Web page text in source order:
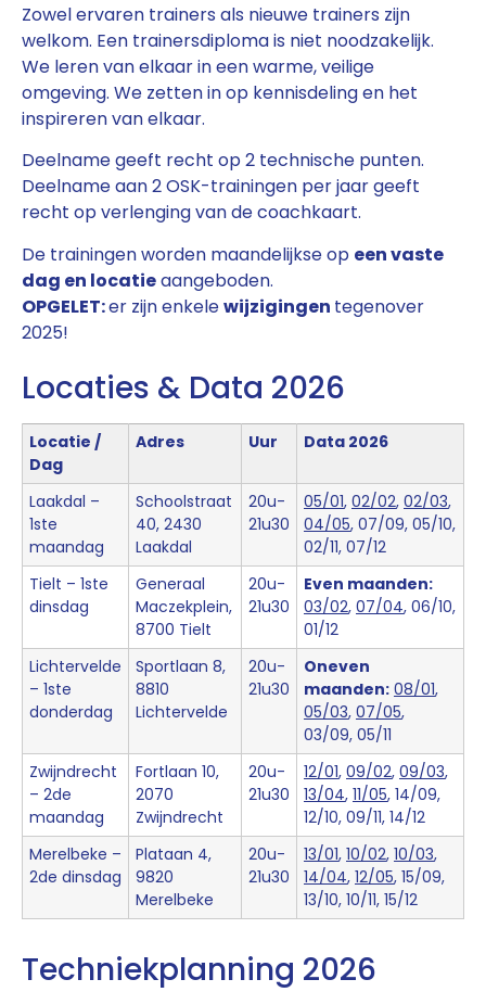
Zowel ervaren trainers als nieuwe trainers zijn
welkom. Een trainersdiploma is niet noodzakelijk.
We leren van elkaar in een warme, veilige
omgeving. We zetten in op kennisdeling en het
inspireren van elkaar.
Deelname geeft recht op 2 technische punten.
Deelname aan 2 OSK-trainingen per jaar geeft
recht op verlenging van de coachkaart.
De trainingen worden maandelijkse op een vaste
dag en locatieaangeboden.
OPGELET:er zijn enkelewijzigingen tegenover
2025!
Locaties & Data 2026
Locatie /
Dag
Adres Uur Data 2026
Laakdal –
1ste
maandag
Schoolstraat
40, 2430
Laakdal
20u-
21u30
05/01, 02/02, 02/03,
04/05, 07/09, 05/10,
02/11, 07/12
Tielt – 1ste
dinsdag
Generaal
Maczekplein,
8700 Tielt
20u-
21u30
Even maanden:
03/02, 07/04, 06/10,
01/12
Lichtervelde
– 1ste
donderdag
Sportlaan 8,
8810
Lichtervelde
20u-
21u30
Oneven
maanden: 08/01,
05/03, 07/05,
03/09, 05/11
Zwijndrecht
– 2de
maandag
Fortlaan 10,
2070
Zwijndrecht
20u-
21u30
12/01, 09/02, 09/03,
13/04, 11/05, 14/09,
12/10, 09/11, 14/12
Merelbeke –
2de dinsdag
Plataan 4,
9820
Merelbeke
20u-
21u30
13/01, 10/02, 10/03,
14/04, 12/05, 15/09,
13/10, 10/11, 15/12
Techniekplanning 2026